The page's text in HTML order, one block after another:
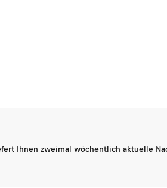
Ihnen zweimal wöchentlich aktuelle